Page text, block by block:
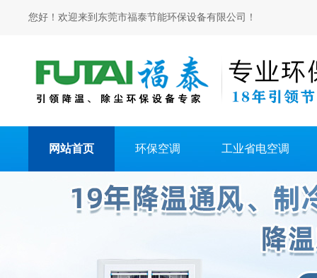
您好！欢迎来到东莞市福泰节能环保设备有限公司！
网站首页 环保空调 工业省电空调